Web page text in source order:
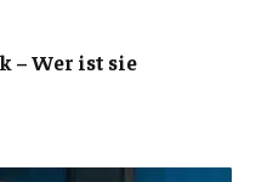
– Wer ist sie